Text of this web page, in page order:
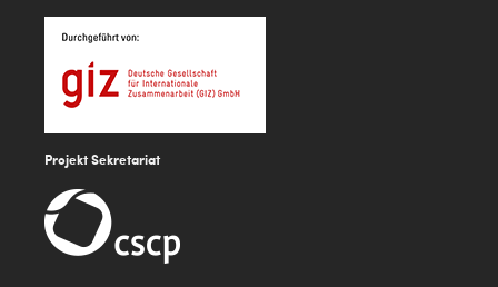
Projekt Sekretariat